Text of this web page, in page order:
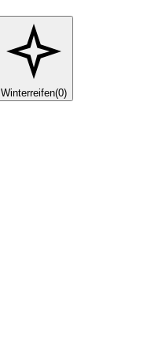
Winterreifen(0)